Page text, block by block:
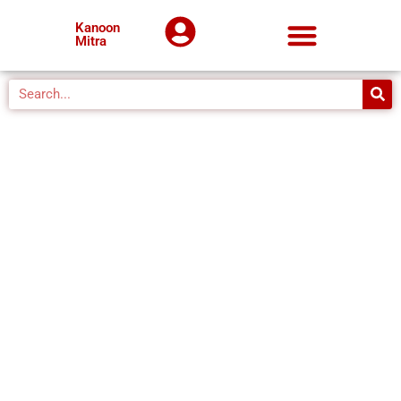
Kanoon
Mitra